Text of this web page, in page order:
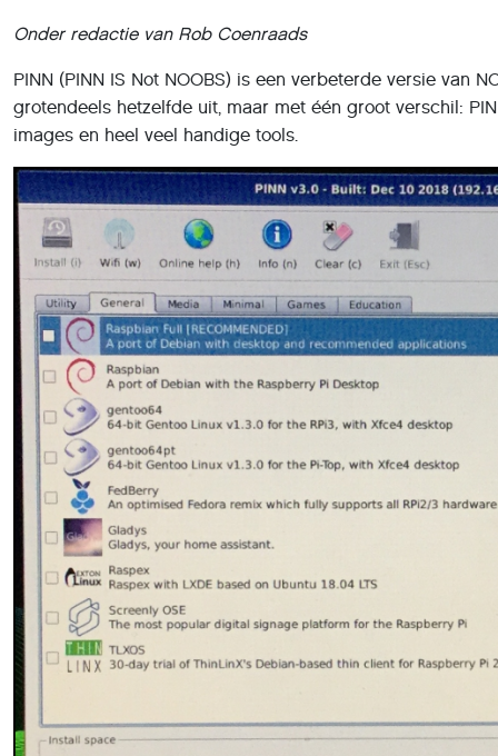
Onder redactie van Rob Coenraads
PINN (PINN IS Not NOOBS) is een verbeterde versie van
grotendeels hetzelfde uit, maar met één groot verschil:
images en heel veel handige tools.